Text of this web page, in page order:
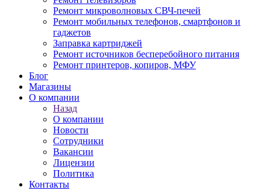
Ремонт микроволновых СВЧ-печей
Ремонт мобильных телефонов, смартфонов и
гаджетов
Заправка картриджей
Ремонт источников бесперебойного питания
Ремонт принтеров, копиров, МФУ
Блог
Магазины
О компании
Назад
О компании
Новости
Сотрудники
Вакансии
Лицензии
Политика
Контакты